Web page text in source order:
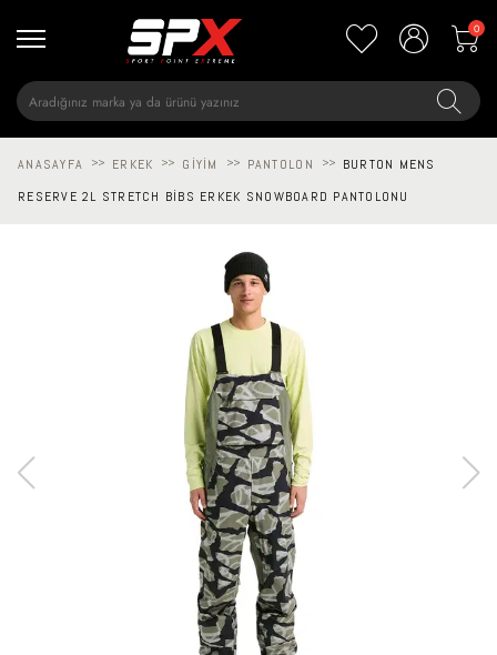
0
ANASAYFA >> ERKEK >> GIYIM >> PANTOLON >>
BURTON MENS
RESERVE 2L STRETCH BIBS ERKEK SNOWBOARD PANTOLONU